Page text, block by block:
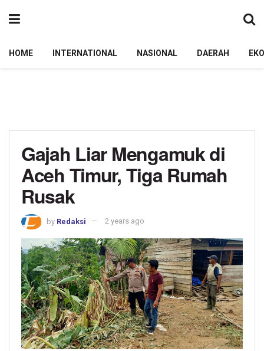
HOME INTERNATIONAL NASIONAL DAERAH
Gajah Liar Mengamuk di
Aceh Timur, Tiga Rumah
Rusak
by Redaksi 2 years ago